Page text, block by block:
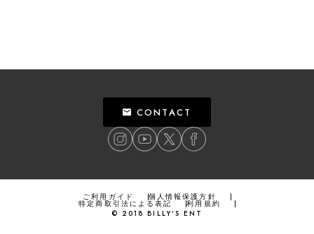
CONTACT
ご利用ガイド 個人情報保護方針
特定商取引法による表記
利用規約
© 2018 BILLY’S ENT